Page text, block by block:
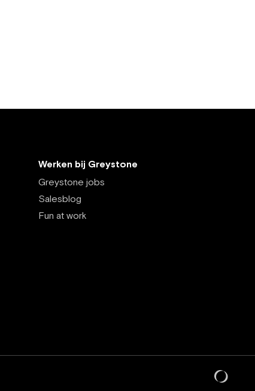
Werken bij Greystone
Greystone jobs
Salesblog
Fun at work